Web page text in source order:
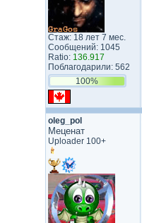
Стаж: 18 лет 7 мес.
Сообщений: 1045
Ratio: 136.917
Поблагодарили: 562
100%
oleg_pol
Меценат
Uploader 100+